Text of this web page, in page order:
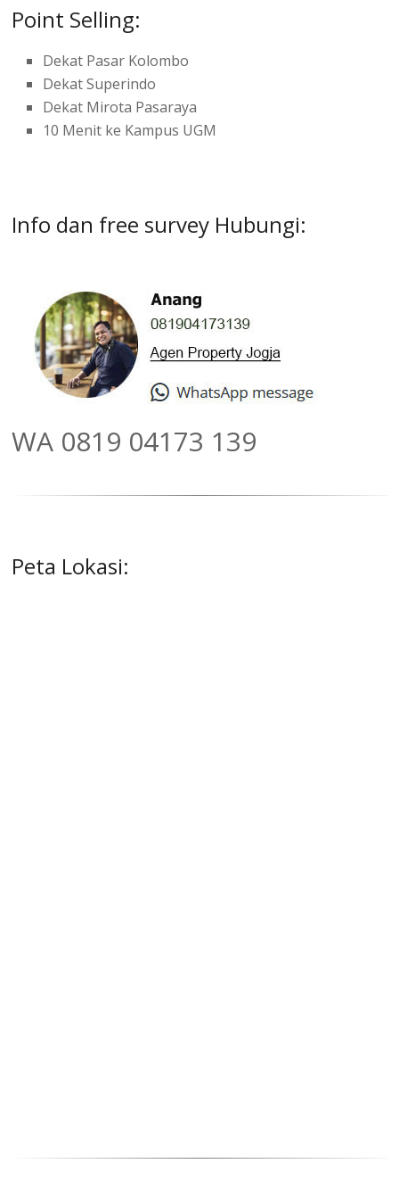
Point Selling:
Dekat Pasar Kolombo
Dekat Superindo
Dekat Mirota Pasaraya
10 Menit ke Kampus UGM
Info dan free survey Hubungi:
WA 0819 04173 139
Peta Lokasi: